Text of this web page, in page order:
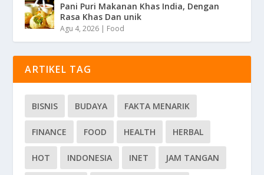
Pani Puri Makanan Khas India, Dengan
Rasa Khas Dan unik
Agu 4, 2026 | Food
ARTIKEL TAG
BISNIS BUDAYA FAKTA MENARIK
FINANCE FOOD HEALTH HERBAL
HOT INDONESIA INET JAM TANGAN